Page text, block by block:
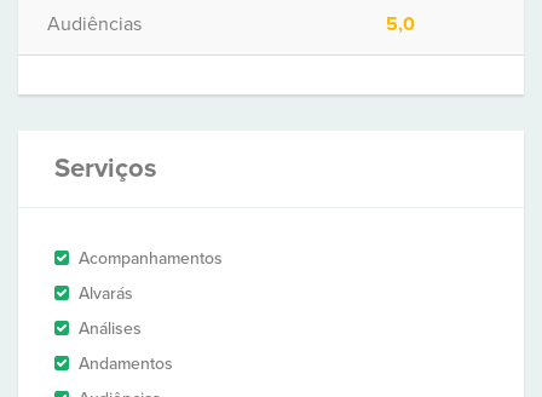
Audiências 5,0
Serviços
Acompanhamentos
Alvarás
Análises
Andamentos